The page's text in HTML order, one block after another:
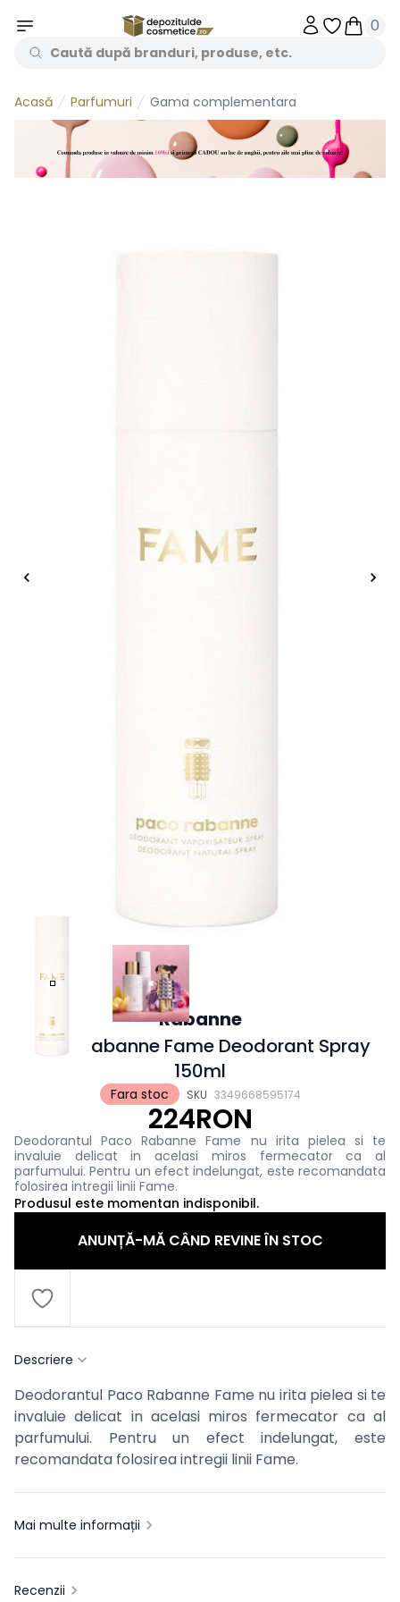
Obiecte
0
Acasă Parfumuri Gama complementara
Fara stoc SKU 3349668595174
Rabanne
Paco Rabanne Fame Deodorant Spray
150ml
224RON
Deodorantul Paco Rabanne Fame nu irita pielea si te
invaluie delicat in acelasi miros fermecator ca al
parfumului. Pentru un efect indelungat, este recomandata
folosirea intregii linii Fame.
Produsul este momentan indisponibil.
ANUNȚĂ-MĂ CÂND REVINE ÎN STOC
Descriere
Deodorantul Paco Rabanne Fame nu irita pielea si te
invaluie delicat in acelasi miros fermecator ca al
parfumului. Pentru un efect indelungat, este
recomandata folosirea intregii linii Fame.
Mai multe informații
Recenzii